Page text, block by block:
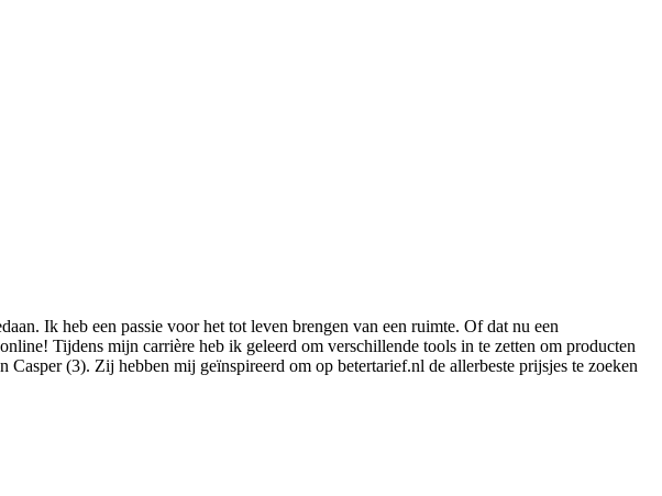
Ik heb een passie voor het tot leven brengen van een ruimte. Of dat nu een
Tijdens mijn carrière heb ik geleerd om verschillende tools in te zetten om producten
(3). Zij hebben mij geïnspireerd om op betertarief.nl de allerbeste prijsjes te zoeken